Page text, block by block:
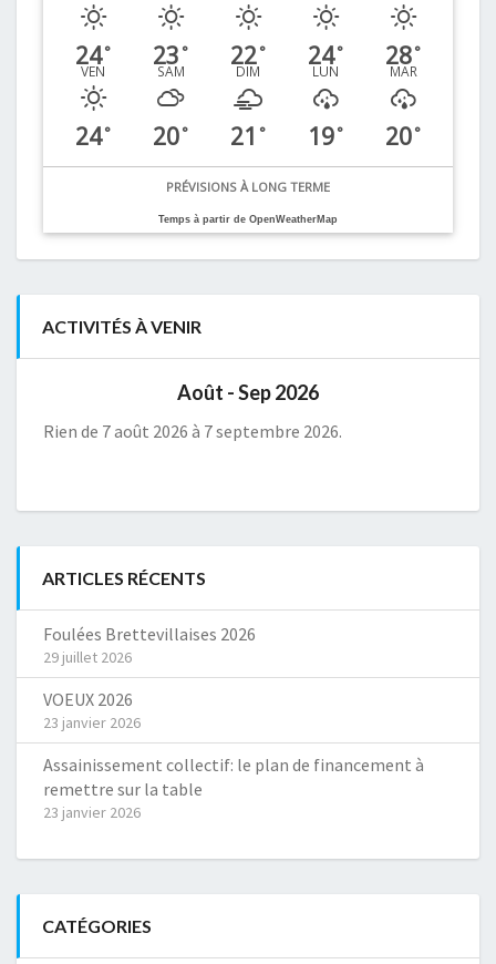
24° 23 ° 22° 24° 28°
VEN
24°
SAM
20°
DIM
21 °
LUN
19°
MAR
20°
PRÉVISIONS À LONG TERME
Temps à partir de OpenWeatherMap
ACTIVITÉS À VENIR
Août - Sep 2026
Rien de 7 août 2026 à 7 septembre 2026.
ARTICLES RÉCENTS
Foulées Brettevillaises 2026
29 juillet 2026
VOEUX 2026
23 janvier 2026
Assainissement collectif: le plan de financement à
remettre sur la table
23 janvier 2026
CATÉGORIES